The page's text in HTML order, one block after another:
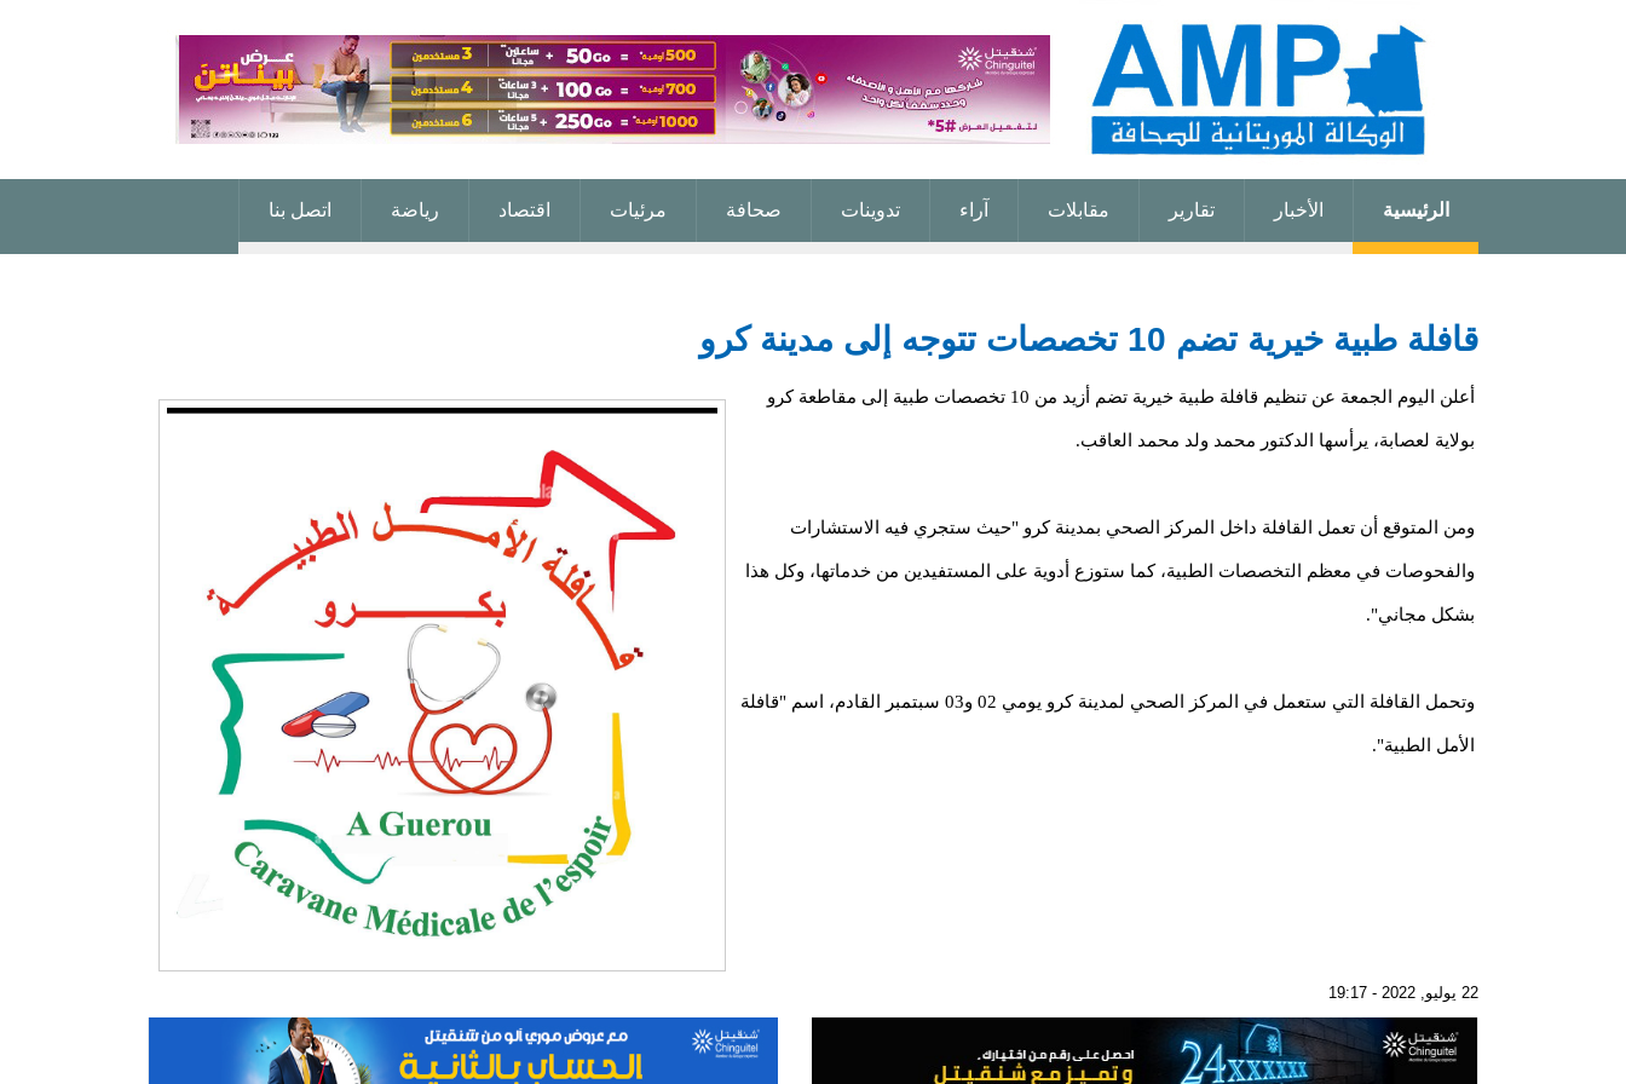
الرئيسية الأخبار تقارير مقابلات آراء تدوينات صحافة مرئيات اقتصاد رياضة اتصل بنا
قافلة طبية خيرية تضم 10 تخصصات تتوجه إلى مدينة كرو
أعلن اليوم الجمعة عن تنظيم قافلة طبية خيرية تضم أزيد من 10 تخصصات طبية إلى مقاطعة كرو
بولاية لعصابة، يرأسها الدكتور محمد ولد محمد العاقب.
ومن المتوقع أن تعمل القافلة داخل المركز الصحي بمدينة كرو "حيث ستجري فيه الاستشارات
والفحوصات في معظم التخصصات الطبية، كما ستوزع أدوية على المستفيدين من خدماتها، وكل هذا
بشكل مجاني".
وتحمل القافلة التي ستعمل في المركز الصحي لمدينة كرو يومي 02 و03 سبتمبر القادم، اسم "قافلة
الأمل الطبية".
22 يوليو, 2022 - 19:17